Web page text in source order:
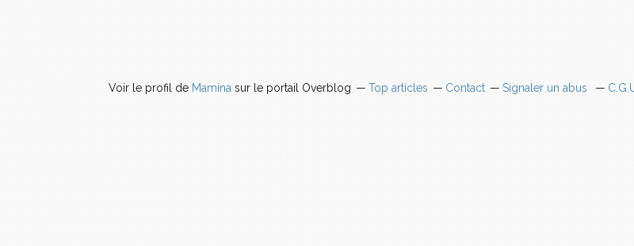
Voir le profil de Maminasur le portail Overblog Top articles Contact Signaler un abus